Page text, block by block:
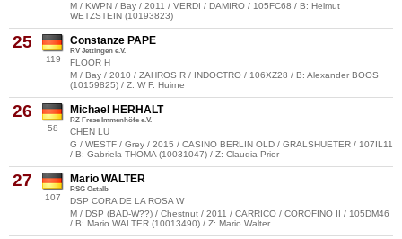
M / KWPN / Bay / 2011 / VERDI / DAMIRO / 105FC68 / B: Helmut
WETZSTEIN (10193823)
25
119
Constanze PAPE
RV Jettingen e.V.
FLOOR H
M / Bay / 2010 / ZAHROS R / INDOCTRO / 106XZ28 / B: Alexander BOOS
(10159825) / Z: W F. Huirne
26
58
Michael HERHALT
RZ Frese Immenhöfe e.V.
CHEN LU
G / WESTF / Grey / 2015 / CASINO BERLIN OLD / GRALSHUETER / 107IL11
/ B: Gabriela THOMA (10031047) / Z: Claudia Prior
27
107
Mario WALTER
RSG Ostalb
DSP CORA DE LA ROSA W
M / DSP (BAD-W??) / Chestnut / 2011 / CARRICO / COROFINO II / 105DM46
/ B: Mario WALTER (10013490) / Z: Mario Walter